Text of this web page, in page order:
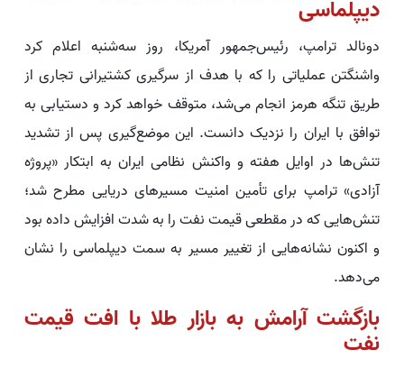
دیپلماسی
دونالد ترامپ، رئیس‌جمهور آمریکا، روز سه‌شنبه اعلام کرد
واشنگتن عملیاتی را که با هدف از سرگیری کشتیرانی تجاری از
طریق تنگه هرمز انجام می‌شد، متوقف خواهد کرد و دستیابی به
توافق با ایران را نزدیک دانست. این موضع‌گیری پس از تشدید
تنش‌ها در اوایل هفته و واکنش نظامی ایران به ابتکار «پروژه
آزادی» ترامپ برای تأمین امنیت مسیرهای دریایی مطرح شد؛
تنش‌هایی که در مقطعی قیمت نفت را به شدت افزایش داده بود
و اکنون نشانه‌هایی از تغییر مسیر به سمت دیپلماسی را نشان
می‌دهد.
بازگشت آرامش به بازار طلا با افت قیمت
نفت